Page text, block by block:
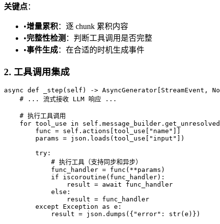
关键点：
•增量累积：逐 chunk 累积内容
•完整性检测 ：判断工具调用是否完整
•事件生成：在合适的时机生成事件
2. 工具调用集成
async def _step(self) -> AsyncGenerator[StreamEvent,
    # ... 流式接收 LLM 响应 ...
    # 执行工具调用
for tool_use in
        func = self.actions[tool_use["name"]]
        params = json.loads(tool_use["input"])
        try:
            # 执行工具（支持同步和异步）
            func_handler = func(**params)
            if iscoroutine(func_handler):
                result = await func_handler
            else:
                result = func_handler
        except Exception as e:
            result = json.dumps({"error": str(e)})